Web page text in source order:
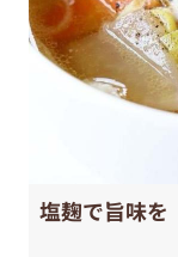
塩麹で旨味を